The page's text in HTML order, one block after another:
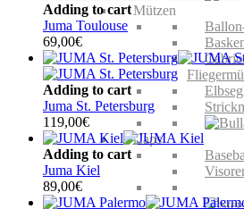
Mützen
Caps
Adding to cart
Juma Toulouse
69,00€
Adding to cart
Juma St. Petersburg
119,00€
Adding to cart
Juma Kiel
89,00€